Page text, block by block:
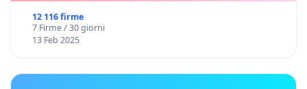
12 116 firme
7 Firme / 30 giorni
13 Feb 2025